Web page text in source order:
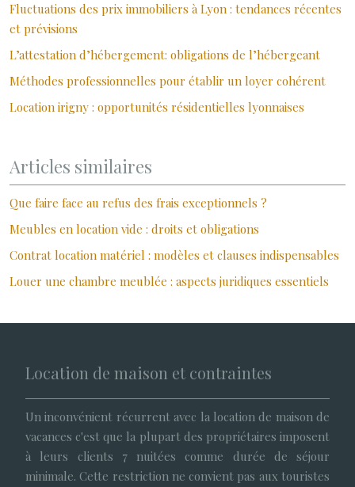
Fluctuations des prix immobiliers à Lyon : tendances récentes
et prévisions
L’attestation d’hébergement: obligations de l’hébergeant
Méthodes professionnelles pour établir un loyer cohérent
Location irigny : opportunités résidentielles lyonnaises
Articles similaires
Que faire face au refus des frais exceptionnels ?
Meubles en location vide : droits et obligations
Contrat location matériel : modèles et clauses indispensables
Louer une chambre meublée : aspects juridiques essentiels
Location de maison et contraintes
Un inconvénient récurrent avec la location de maison de
vacances c'est que la plupart des propriétaires imposent
à leurs clients 7 nuitées comme durée de séjour
minimale. Cette restriction ne convient pas aux touristes